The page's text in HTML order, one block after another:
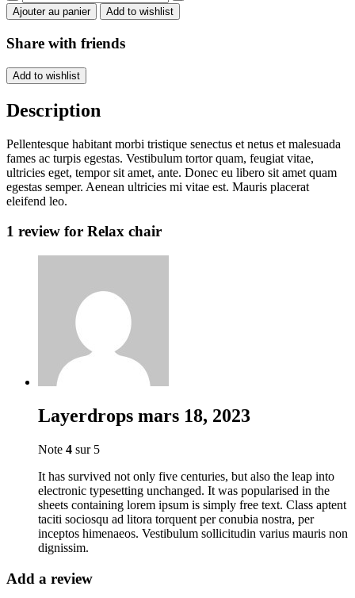
chair
quantity
Ajouter au panier Add to wishlist
Share with friends
Add to wishlist
Description
Pellentesque habitant morbi tristique senectus et netus et malesuada
fames ac turpis egestas. Vestibulum tortor quam, feugiat vitae,
ultricies eget, tempor sit amet, ante. Donec eu libero sit amet quam
egestas semper. Aenean ultricies mi vitae est. Mauris placerat
eleifend leo.
1 review for Relax chair
Layerdrops mars 18, 2023
Note 4 sur 5
It has survived not only five centuries, but also the leap into
electronic typesetting unchanged. It was popularised in the
sheets containing lorem ipsum is simply free text. Class aptent
taciti sociosqu ad litora torquent per conubia nostra, per
inceptos himenaeos. Vestibulum sollicitudin varius mauris non
dignissim.
Add a review